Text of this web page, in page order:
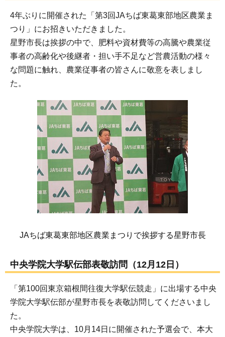
4年ぶりに開催された「第3回JAちば東葛東部地区農業ま
つり」にお招きいただきました。
星野市長は挨拶の中で、肥料や資材費等の高騰や農業従
事者の高齢化や後継者・担い手不足など営農活動の様々
な問題に触れ、農業従事者の皆さんに敬意を表しまし
た。
JAちば東葛東部地区農業まつりで挨拶する星野市長
中央学院大学駅伝部表敬訪問（12月12日）
「第100回東京箱根間往復大学駅伝競走」に出場する中央
学院大学駅伝部が星野市長を表敬訪問してくださいまし
た。
中央学院大学は、10月14日に開催された予選会で、本大